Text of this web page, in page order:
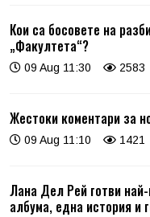
Кои са босовете на
„Факултета“?
09 Aug 11:30 2583
Жестоки коментари за
09 Aug 11:10 1421
Лана Дел Рей готви
албума, една история и